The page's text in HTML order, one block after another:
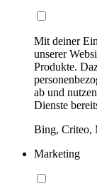
Mit deiner
unserer
Produkte.
ab und
Dienste
Bing, Criteo,
Marketing